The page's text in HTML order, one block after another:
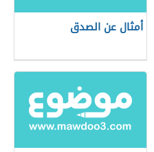
أمثال عن الصدق